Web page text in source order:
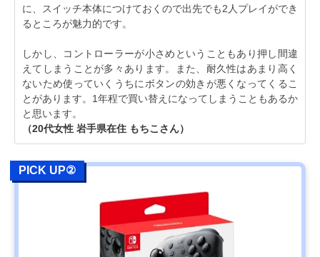
に、スイッチ本体につけておくので出先でも2人プレイができ
るところが魅力的です。
しかし、コントローラーが小さめということもあり押し間違
えてしまうことが多々あります。また、耐久性はあまり高く
ないため使っていくうちにボタンの効きが悪くなってくるこ
とがあります。1年程で買い替えになってしまうこともあるか
と思います。
（20代女性 岩手県在住 もちこさん）
PICK UP②